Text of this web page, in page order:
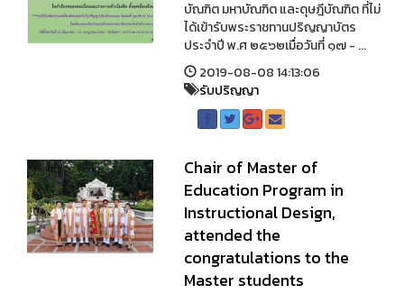
บัณฑิต มหาบัณฑิต และดุษฎีบัณฑิต ที่ไม่
ได้เข้ารับพระราชทานปริญญาบัตร
ประจำปี พ.ศ ๒๕๖๒เมื่อวันที่ ๑๗ - ...
2019-08-08 14:13:06
รับปริญญา
Chair of Master of
Education Program in
Instructional Design,
attended the
congratulations to the
Master students